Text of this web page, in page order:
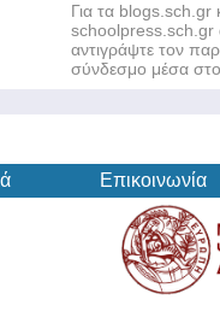
Για τα blogs.sch.gr
αντιγράψτε τον
σύνδεσμο μέσα
Επικοινωνία